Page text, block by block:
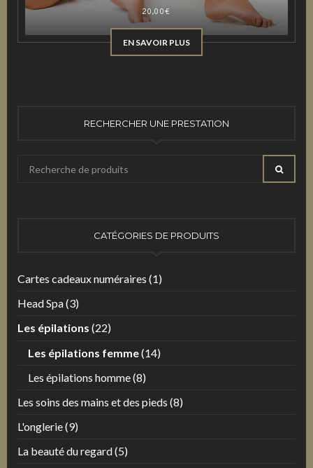
20,00€
EN SAVOIR PLUS
RECHERCHER UNE PRESTATION
CATÉGORIES DE PRODUITS
Cartes cadeaux numéraires (1)
Head Spa(3)
Les épilations (22)
Les épilations femme(14)
Les épilations homme(8)
Les soins des mains et des pieds (8)
L'onglerie(9)
La beauté du regard(5)